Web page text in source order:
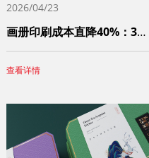
2026/04/23
画册印刷成本直降40%：3个被90%中小
查看详情